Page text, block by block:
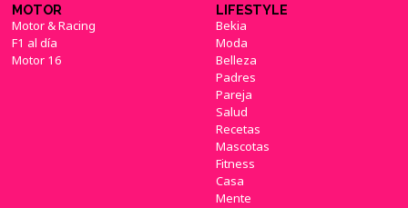
MOTOR
Motor & Racing
F1 al día
Motor 16
LIFESTYLE
Bekia
Moda
Belleza
Padres
Pareja
Salud
Recetas
Mascotas
Fitness
Casa
Mente